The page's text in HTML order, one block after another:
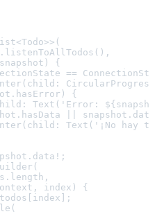
{
==
{
Text('Error:
||
Text('¡No hay
index) {